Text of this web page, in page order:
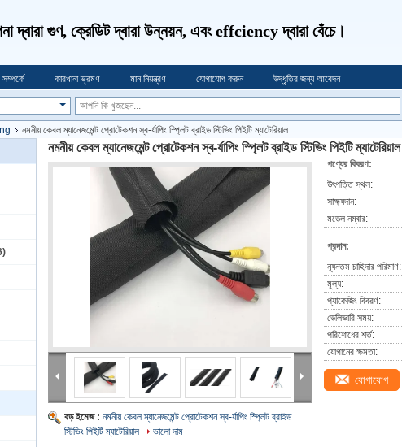
দ্বারা গুণ, ক্রেডিট দ্বারা উন্নয়ন, এবং effciency দ্বারা বেঁচে।
কারখানা ভ্রমণ মান নিয়ন্ত্রণ যোগাযোগ করুন উদ্ধৃতির জন্য আবেদন
নমনীয় কেবল ম্যানেজমেন্ট প্রোটেকশন স্ব-র্যাপিং স্প্লিট ব্রাইড স্টিভিং পিইটি ম্যাটেরিয়াল
নমনীয় কেবল ম্যানেজমেন্ট প্রোটেকশন স্ব-র্যাপিং স্প্লিট ব্রাইড স্টিভিং পিইটি ম্যাটেরিয়াল
বড় ইমেজ : নমনীয় কেবল ম্যানেজমেন্ট প্রোটেকশন স্ব-র্যাপিং স্প্লিট ব্রাইড
স্টিভিং পিইটি ম্যাটেরিয়াল
ভালো দাম
পণ্যের বিবরণ:
উৎপত্তি স্থল:
সাক্ষ্যদান:
মডেল নম্বার:
প্রদান:
ন্যূনতম চাহিদার পরিমাণ:
মূল্য:
প্যাকেজিং বিবরণ:
ডেলিভারি সময়:
পরিশোধের শর্ত:
যোগানের ক্ষমতা:
যোগাযোগ